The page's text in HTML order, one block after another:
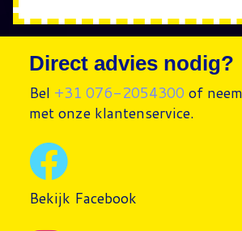
Direct advies nodig?
Bel +31 076-2054300 of
met onze klantenservice.
Bekijk Facebook